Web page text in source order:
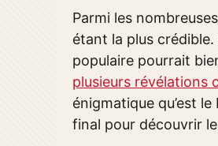
Parmi les
étant la plus
populaire pourrait
plusieurs révélations
énigmatique qu’est
final pour découvrir